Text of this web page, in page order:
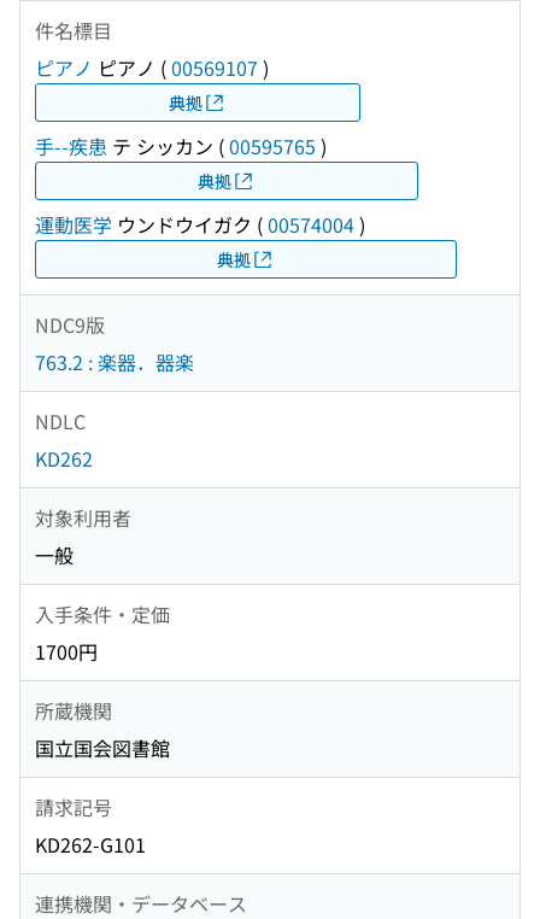
件名標目
ピアノ ピアノ (00569107 )
典拠
手--疾患 テ シッカン (00595765 )
典拠
運動医学 ウンドウイガク (00574004)
典拠
NDC9版
763.2 : 楽器．器楽
NDLC
KD262
対象利用者
一般
入手条件・定価
1700円
所蔵機関
国立国会図書館
請求記号
KD262-G101
連携機関・データベース